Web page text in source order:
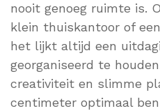
nooit genoeg ruimte is.
klein thuiskantoor of
het lijkt altijd een
georganiseerd te
creativiteit en slimme
centimeter optimaal